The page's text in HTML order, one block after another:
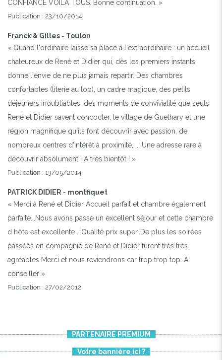
CONFIANCE VOILA TOUS. Bonne continuation. »
Publication : 23/10/2014
Franck & Gilles - Toulon
« Quand l'ordinaire laisse sa place à l'extraordinaire : un accueil
chaleureux de René et Didier qui, dès les premiers instants,
donne l'envie de ne plus jamais repartir. Des chambres
confortables (literie au top), un cadre magique, des petits
déjeuners inoubliables, des moments de convivialité que seuls
René et Didier savent concocter, le village de Guethary et une
région magnifique qu'ils font découvrir avec passion, de
nombreux centres d'intérêt à proximité, ... Une adresse rare à
découvrir absolument ! A très bientôt ! »
Publication : 13/05/2014
PATRICK DIDIER - montfiquet
« Merci à René et Didier Accueil parfait et chambre également
parfaite...Nous avons passe un excellent séjour et cette chambre
d hôte est excellente ...Qualité prix super..De plus les soirées
passées en compagnie de René et Didier furent très très
agréables Merci et nous reviendrons car trop trop top. A
conseiller »
Publication : 27/02/2012
PARTENAIRE PREMIUM
Votre bannière ici ?